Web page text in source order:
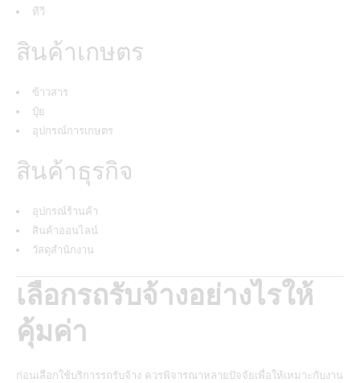
ทีวี
สินค้าเกษตร
ข้าวสาร
ปุ๋ย
อุปกรณ์การเกษตร
สินค้าธุรกิจ
อุปกรณ์ร้านค้า
สินค้าออนไลน์
วัสดุสำนักงาน
เลือกรถรับจ้างอย่างไรให้
คุ้มค่า
ก่อนเลือกใช้บริการรถรับจ้าง ควรพิจารณาหลายปัจจัยเพื่อให้เหมาะกับงาน